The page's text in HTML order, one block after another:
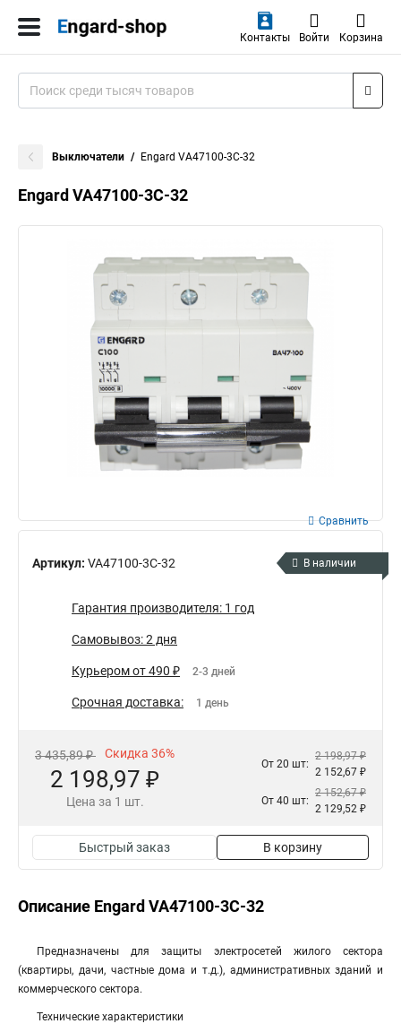
Контакты Войти Корзина
Выключатели Engard VA47100-3C-32
Engard VA47100-3C-32
Артикул: VA47100-3C-32
Сравнить
В наличии
Гарантия производителя: 1 год
Самовывоз: 2 дня
Курьером от 490 ₽ 2-3 дней
Срочная доставка: 1 день
3 435,89 ₽ Скидка 36%
2 198,97 ₽
Цена за 1 шт.
От 20 шт:
2 198,97 ₽
2 152,67 ₽
От 40 шт:
2 152,67 ₽
2 129,52 ₽
Быстрый заказ В корзину
Описание Engard VA47100-3C-32
Предназначены для защиты электросетей жилого сектора
(квартиры, дачи, частные дома и т.д.), административных зданий и
коммерческого сектора.
Технические характеристики